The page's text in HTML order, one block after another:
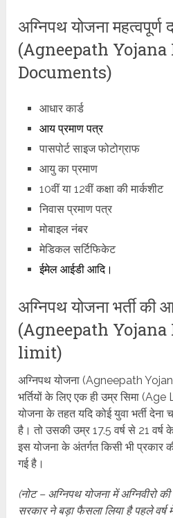
अग्निपथ योजना महत्वपूर्ण
(Agneepath
Documents)
आधार कार्ड
आय प्रमाण पत्र
पासपोर्ट साइज फोटोग्राफ
आयु का प्रमाण
10वीं या 12वीं कक्षा की मार्कशीट
निवास प्रमाण पत्र
मोबाइल नंबर
मेडिकल सर्टिफिकेट
ईमेल आईडी आदि।
अग्निपथ योजना भर्ती की
(Agneepath
limit)
अग्निपथ योजना (Agneepath
भर्तियों के लिए एक ही उम्र सिमा
योजना के तहत यदि कोई युवा भर्ती देना
है। तो उसकी उम्र 17.5 वर्ष से 21 वर्ष
इस योजना के अंतर्गत किसी भी प्रकार
गई है।
(नोट – अग्निपथ योजना में अग्निवीरो
सरकार ने बड़ा फैसला लिया है पहले वर्ष